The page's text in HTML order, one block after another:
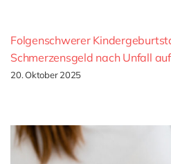
Folgenschwerer
Schmerzensgeld nach Unfall
20. Oktober 2025